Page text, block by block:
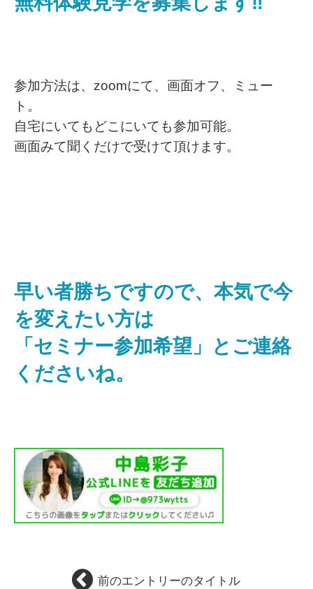
参加方法は、zoomにて、画面オフ、ミュー
ト。
自宅にいてもどこにいても参加可能。
画面みて聞くだけで受けて頂けます。
早い者勝ちですので、本気で今
を変えたい方は
「セミナー参加希望」とご連絡
くださいね。
前のエントリーのタイトル